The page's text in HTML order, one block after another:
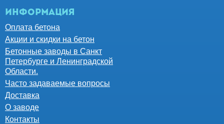
Информация
Оплата бетона
Акции и скидки на бетон
Бетонные заводы в Санкт
Петербурге и Ленинградской
Области.
Часто задаваемые вопросы
Доставка
О заводе
Контакты